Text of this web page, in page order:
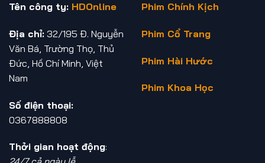
Tên công ty: HDOnline
Địa chỉ: 32/195 Đ. Nguyễn
Văn Bá, Trường Thọ, Thủ
Đức, Hồ Chí Minh, Việt
Nam
Số điện thoại:
0367888808
Thởi gian hoạt động:
Phim Chính Kịch
Phim Cổ Trang
Phim Hài Hước
Phim Khoa Học